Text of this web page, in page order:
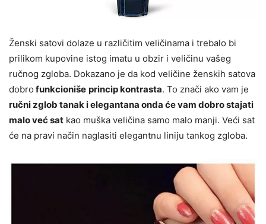
Ženski satovi dolaze u različitim veličinama i trebalo bi
prilikom kupovine istog imatu u obzir i veličinu vašeg
ručnog zgloba. Dokazano je da kod veličine ženskih satova
dobro funkcioniše princip kontrasta. To znači ako vam je
ručni zglob tanak i elegantana onda će vam dobro stajati
malo već sat kao muška veličina samo malo manji. Veći sat
će na pravi način naglasiti elegantnu liniju tankog zgloba.